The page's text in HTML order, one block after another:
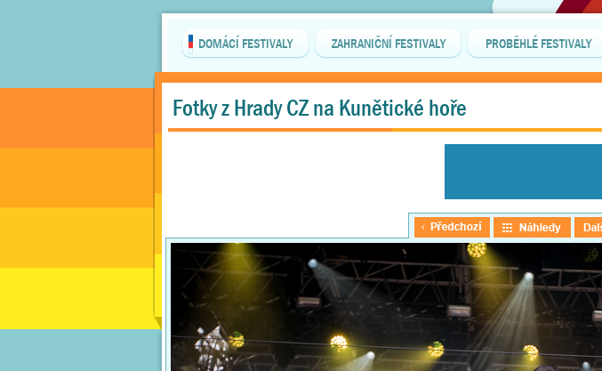
DOMÁCÍ FESTIVALY ZAHRANIČNÍ FESTIVALY PROBĚHLÉ FESTIVALY
Fotky z Hrady CZ na Kunětické hoře